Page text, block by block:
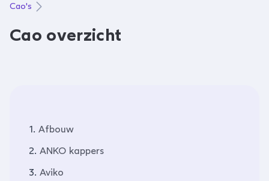
Cao's
Cao overzicht
1. Afbouw
2. ANKO kappers
3. Aviko